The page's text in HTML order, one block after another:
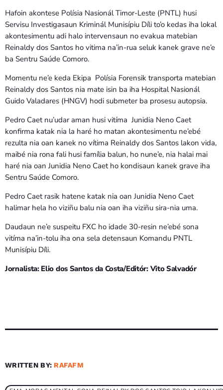
Hafoin akontese Polísia Nasionál Timor-Leste (PNTL) husi
Servisu Investigasaun Kriminál Munisípiu Díli to’o kedas iha lokal
akontesimentu adi halo intervensaun no evakua matebian
Reinaldy dos Santos ho vitima na’in-rua seluk kanek grave ne’e
ba Sentru Saúde Comoro.
Momentu ne’e keda Ekipa Polísia Forensik transporta matebian
Reinaldy dos Santos nia mate isin ba iha Hospital Nasionál
Guido Valadares (HNGV) hodi submeter ba prosesu autopsia.
Pedro Caet nu’udar aman husi vitíma Junidia Neno Caet
konfirma katak nia la haré ho matan akontesimentu ne’ebé
rezulta nia oan kanek no vítima Reinaldy dos Santos lakon vida,
maibé nia rona fali husi família balun, ho nune’e, nia halai mai
haré nia oan Junidia Neno Caet ho kondisaun kanek grave iha
Sentru Saúde Comoro.
Pedro Caet rasik hatene katak nia oan Junidia Neno Caet
halimar hela ho viziñu balu nia oan iha viziñu sira-nia uma.
Daudaun ne’e suspeitu FXC ho idade 30-resin ne’ebé sona
vitíma na’in-tolu iha ona sela detensaun Komandu PNTL
Munisípiu Díli.
Jornalista: Elio dos Santos da Costa/Editór: Vito Salvadór
WRITTEN BY: RAFAFM